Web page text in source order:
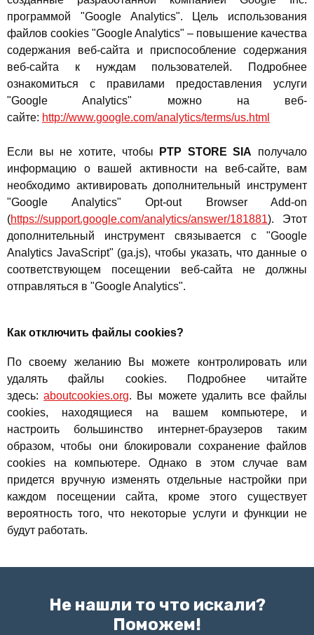
программой "Google Analytics". Цель использования
файлов cookies "Google Analytics" – повышение качества
содержания веб-сайта и приспособление содержания
веб-сайта к нуждам пользователей. Подробнее
ознакомиться с правилами предоставления услуги
"Google Analytics" можно на веб-
сайте: http://www.google.com/analytics/terms/us.html
Если вы не хотите, чтобы PTP STORE SIA получало
информацию о вашей активности на веб-сайте, вам
необходимо активировать дополнительный инструмент
"Google Analytics" Opt-out Browser Add-on
(https://support.google.com/analytics/answer/181881). Этот
дополнительный инструмент связывается с "Google
Analytics JavaScript" (ga.js), чтобы указать, что данные о
соответствующем посещении веб-сайта не должны
отправляться в "Google Analytics".
Как отключить файлы cookies?
По своему желанию Вы можете контролировать или
удалять файлы cookies. Подробнее читайте
здесь:aboutcookies.org. Вы можете удалить все файлы
cookies, находящиеся на вашем компьютере, и
настроить большинство интернет-браузеров таким
образом, чтобы они блокировали сохранение файлов
cookies на компьютере. Однако в этом случае вам
придется вручную изменять отдельные настройки при
каждом посещении сайта, кроме этого существует
вероятность того, что некоторые услуги и функции не
будут работать.
Не нашли то что искали?
Поможем!